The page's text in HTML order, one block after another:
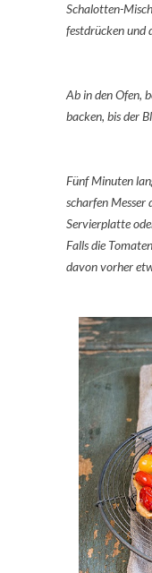
Schalotten-
festdrücken und
Ab in den Ofen,
backen, bis der
Fünf Minuten
scharfen Messer
Servierplatte
Falls die
davon vorher